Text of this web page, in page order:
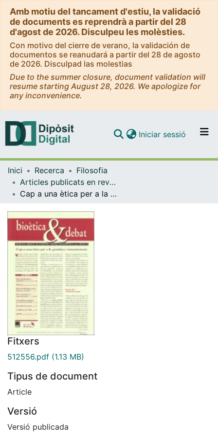
Amb motiu del tancament d'estiu, la validació
de documents es reprendrà a partir del 28
d'agost de 2026. Disculpeu les molèsties.
Con motivo del cierre de verano, la validación de
documentos se reanudará a partir del 28 de agosto
de 2026. Disculpad las molestias
Due to the summer closure, document validation will
resume starting August 28, 2026. We apologize for
any inconvenience.
Navega per tot el DD
Com publicar
Iniciar sessió (current)
Inici Recerca
Filosofia
Articles publicats en revistes (Filosofia)
Cap a una ètica per a la genètica: fonamentació
Fitxers
512556.pdf (1.13 MB)
Tipus de document
Article
Versió
Versió publicada